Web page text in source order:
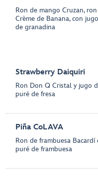
Ron de mango Cruzan,
Crème de Banana, con
de granadina
Strawberry Daiquiri
Ron Don Q Cristal y jugo
puré de fresa
Piña CoLAVA
Ron de frambuesa
puré de frambuesa